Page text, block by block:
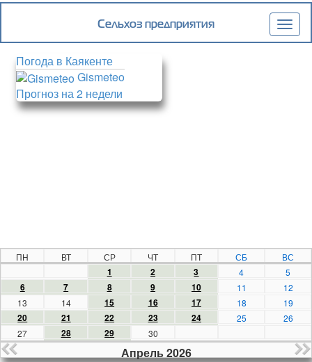
Сельхоз предприятия
Погода в Каякенте
Gismeteo
Прогноз на 2 недели
ПН ВТ СР ЧТ ПТ СБ ВС
1 2 3 4 5
6 7 8 9 10 11
12
13
14 15 16 17 18 19
20 21 22 23 24 25
26
27
28 29 30
Апрель 2026